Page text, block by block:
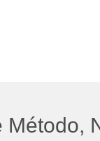
Método,